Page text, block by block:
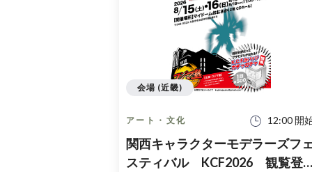
アート・文化 12:00 開
関西キャラクターモデラーズフ
スティバル KCF2026 観覧登
会場 (近畿)